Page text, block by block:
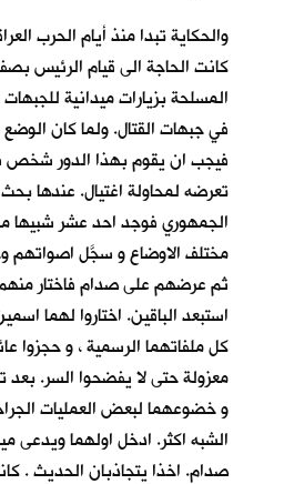
والحكاية تبدا منذ أيام الحرب
كانت الحاجة الى قيام الرئيس
المسلحة بزيارات ميدانية
في جبهات القتال. ولما كان
فيجب ان يقوم بهذا الدور شخص
تعرضه لمحاولة اغتيال. عندها
الجمهوري فوجد احد عشر شبيها
مختلف الاوضاع و سجَّل اصواتهم
ثم عرضهم على صدام فاختار
استبعد الباقين. اختاروا لهما
كل ملفاتهما الرسمية ، و حجزوا
معزولة حتى لا يفضحوا السر. بعد
و خضوعهما لبعض العمليات
الشبه اكثر. ادخل اولهما ويدعى
صدام. اخذا يتجاذبان الحديث .